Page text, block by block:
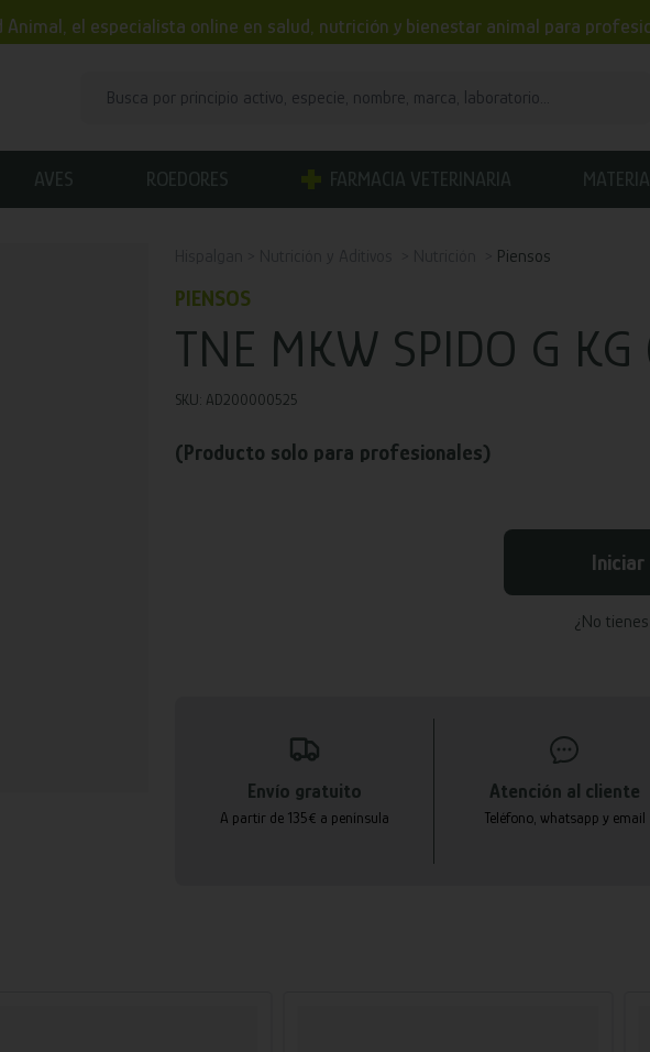
Animal, el especialista online en salud, nutrición y bienestar animal para
AVES ROEDORES FARMACIA VETERINARIA
Piensos
PIENSOS
TNE MKW SPIDO G
SKU: AD200000525
(Producto solo para profesionales)
Iniciar
¿No
Envío gratuito
A partir de 135€ a península
Atención al cliente
Teléfono, whatsapp y email